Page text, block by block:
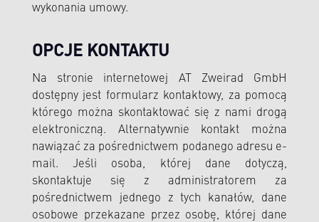
wykonania umowy.
OPCJE KONTAKTU
Na stronie internetowej AT Zweirad GmbH
dostępny jest formularz kontaktowy, za pomocą
którego można skontaktować się z nami drogą
elektroniczną. Alternatywnie kontakt można
nawiązać za pośrednictwem podanego adresu e-
mail. Jeśli osoba, której dane dotyczą,
skontaktuje się z administratorem za
pośrednictwem jednego z tych kanałów, dane
osobowe przekazane przez osobę, której dane